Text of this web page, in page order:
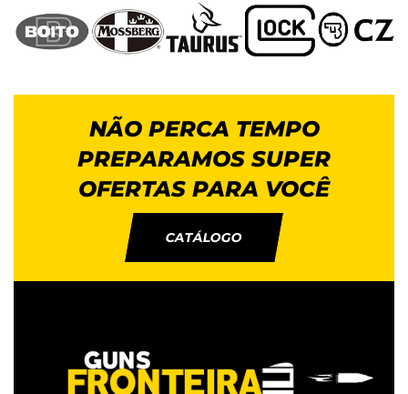
NÃO PERCA TEMPO
PREPARAMOS SUPER
OFERTAS PARA VOCÊ
CATÁLOGO